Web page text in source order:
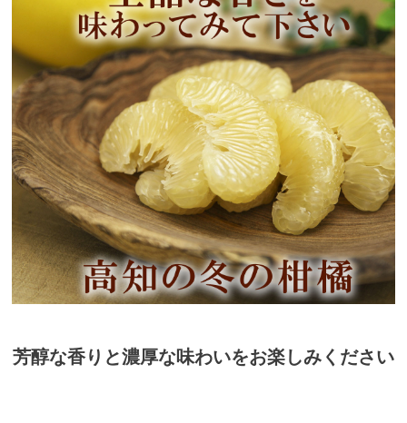
芳醇な香りと濃厚な味わいをお楽しみください